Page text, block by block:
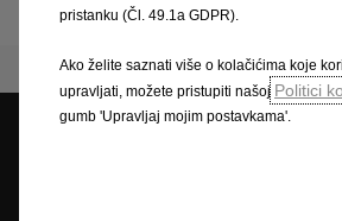
Radijski prijemnici
pristanku (Čl. 49.1a GDPR).
Ako želite saznati više o kolačićima koje
upravljati, možete pristupiti našoj Politici
gumb 'Upravljaj mojim postavkama'.